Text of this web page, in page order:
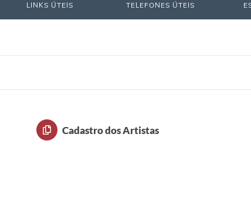
LINKS ÚTEIS TELEFONES ÚTEIS
Cadastro dos Artistas